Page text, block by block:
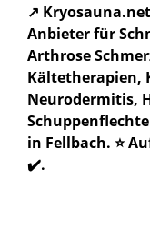
↗️
Anbieter für
Arthrose
Kältetherapien,
Neurodermitis,
in Fellbach. ⭐
✔️.